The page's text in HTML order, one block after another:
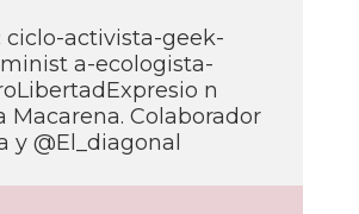
ciclo-activista-geek-
a-ecologista-
n
Macarena. Colaborador
y @El_diagonal